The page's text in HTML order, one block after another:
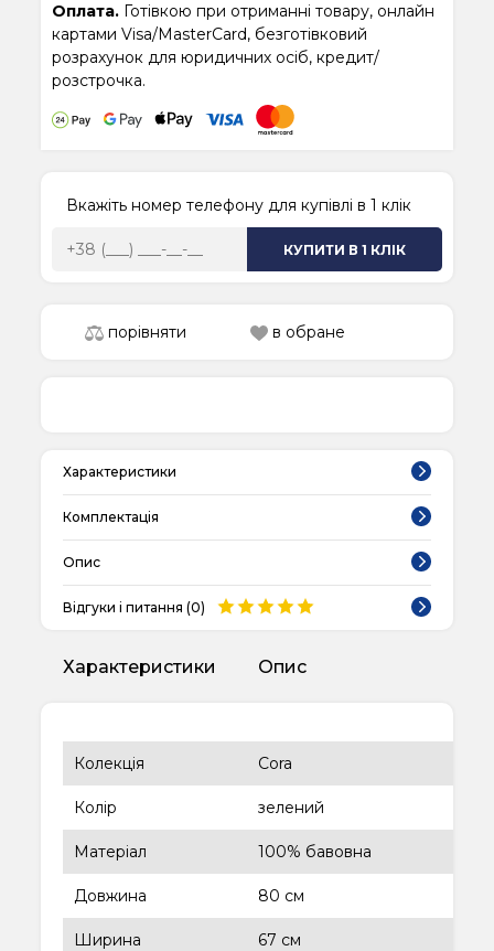
Оплата. Готівкою при отриманні товару, онлайн
картами Visa/MasterCard, безготівковий
розрахунок для юридичних осіб, кредит/
розстрочка.
Вкажіть номер телефону для купівлі в 1 клік
КУПИТИ В 1 КЛІК
порівняти в обране
Характеристики
Комплектація
Опис
Відгуки і питання (0)
Характеристики Опис
Колекція Cora
Колір зелений
Матеріал 100% бавовна
Довжина 80 см
Ширина 67 см